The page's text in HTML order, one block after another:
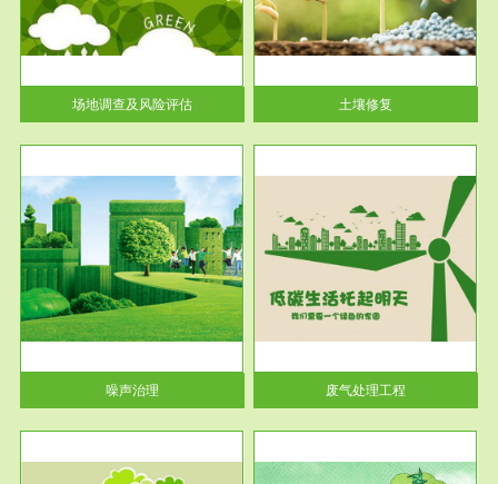
场地调查及风险评估 土壤修复
噪声治理
服务范围
废气处理工程
废气处理工程